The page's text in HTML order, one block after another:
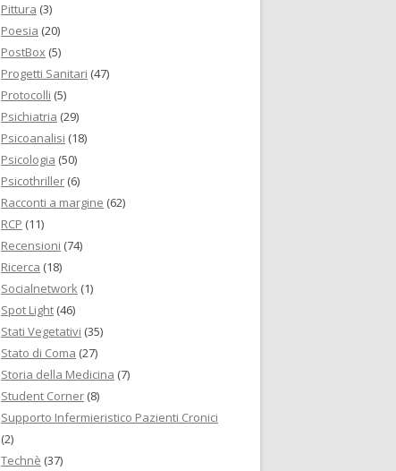
Pittura (3)
Poesia (20)
PostBox (5)
Progetti Sanitari (47)
Protocolli (5)
Psichiatria (29)
Psicoanalisi (18)
Psicologia (50)
Psicothriller (6)
Racconti a margine (62)
RCP (11)
Recensioni (74)
Ricerca (18)
Socialnetwork (1)
Spot Light (46)
Stati Vegetativi (35)
Stato di Coma (27)
Storia della Medicina (7)
Student Corner (8)
Supporto Infermieristico Pazienti Cronici
(2)
Technè (37)